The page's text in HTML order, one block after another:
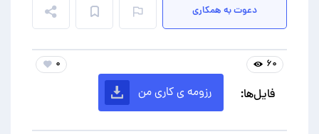
دعوت به همکاری
۶۰ ۰
فایل‌ها: رزومه ی کاری من